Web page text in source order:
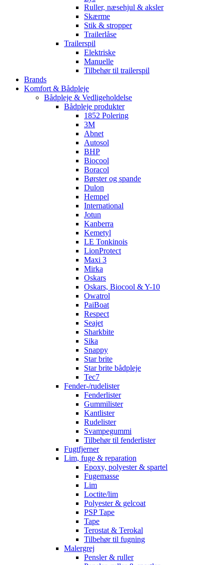
Ruller, næsehjul & aksler
Skærme
Stik & stropper
Trailerlåse
Trailerspil
Elektriske
Manuelle
Tilbehør til trailerspil
Brands
Komfort & Bådpleje
Bådpleje & Vedligeholdelse
Bådpleje produkter
1852 Polering
3M
Abnet
Autosol
BHP
Biocool
Boracol
Børster og spande
Dulon
Hempel
International
Jotun
Kanberra
Kemetyl
LE Tonkinois
LionProtect
Maxi 3
Mirka
Oskars
Oskars, Biocool & Y-10
Owatrol
PaiBoat
Respect
Seajet
Sharkbite
Sika
Snappy
Star brite
Star brite bådpleje
Tec7
Fender-/rudelister
Fenderlister
Gummilister
Kantlister
Rudelister
Svampegummi
Tilbehør til fenderlister
Fugtfjerner
Lim, fuge & reparation
Epoxy, polyester & spartel
Fugemasse
Lim
Loctite/lim
Polyester & gelcoat
PSP Tape
Tape
Terostat & Terokal
Tilbehør til fugning
Malergrej
Pensler & ruller